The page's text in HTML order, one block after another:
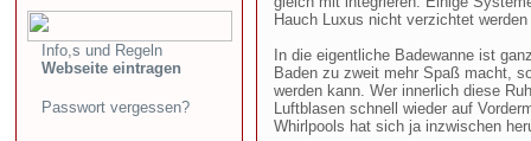
Info,s und Regeln
Webseite eintragen
Passwort vergessen?
Hauch Luxus nicht verzichtet
In die eigentliche Badewanne ist
Baden zu zweit mehr Spaß macht,
werden kann. Wer innerlich diese
Luftblasen schnell wieder auf
Whirlpools hat sich ja inzwischen